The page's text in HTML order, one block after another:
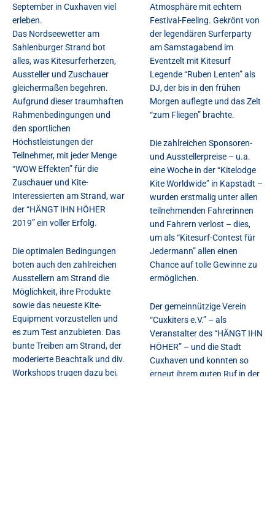
September in Cuxhaven viel
erleben.
Das Nordseewetter am
Sahlenburger Strand bot
alles, was Kitesurferherzen,
Aussteller und Zuschauer
gleichermaßen begehren.
Aufgrund dieser traumhaften
Rahmenbedingungen und
den sportlichen
Höchstleistungen der
Teilnehmer, mit jeder Menge
“WOW Effekten” für die
Zuschauer und Kite-
Interessierten am Strand, war
der “HÄNGT IHN HÖHER
2019” ein voller Erfolg.
Die optimalen Bedingungen
boten auch den zahlreichen
Ausstellern am Strand die
Möglichkeit, ihre Produkte
sowie das neueste Kite-
Equipment vorzustellen und
es zum Test anzubieten. Das
bunte Treiben am Strand, der
moderierte Beachtalk und div.
Workshops trugen dazu bei,
Atmosphäre mit echtem
Festival-Feeling. Gekrönt von
der legendären Surferparty
am Samstagabend im
Eventzelt mit Kitesurf
Legende “Ruben Lenten” als
DJ, der bis in den frühen
Morgen auflegte und das Zelt
“zum Fliegen” brachte.
Die zahlreichen Sponsoren-
und Ausstellerpreise – u.a.
eine Woche in der “Kitelodge
Kite Worldwide” in Kapstadt –
wurden erstmalig unter allen
teilnehmenden Fahrerinnen
und Fahrern verlost – dies,
um als “Kitesurf-Contest für
Jedermann” allen einen
Chance auf tolle Gewinne zu
ermöglichen.
Der gemeinnützige Verein
“Cuxkiters e.V.” – als
Veranstalter des “HÄNGT IHN
HÖHER” – und die Stadt
Cuxhaven und konnten so
erneut ihrem guten Ruf in der